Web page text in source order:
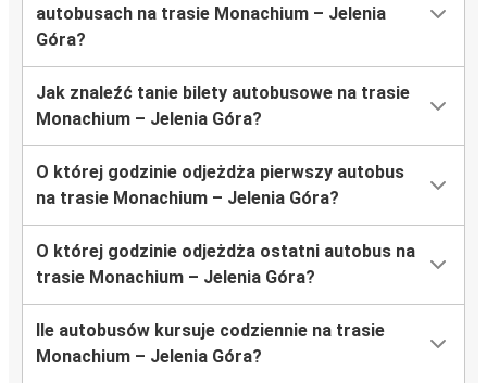
autobusach na trasie Monachium – Jelenia
Góra?
Jak znaleźć tanie bilety autobusowe na trasie
Monachium – Jelenia Góra?
O której godzinie odjeżdża pierwszy autobus
na trasie Monachium – Jelenia Góra?
O której godzinie odjeżdża ostatni autobus na
trasie Monachium – Jelenia Góra?
Ile autobusów kursuje codziennie na trasie
Monachium – Jelenia Góra?